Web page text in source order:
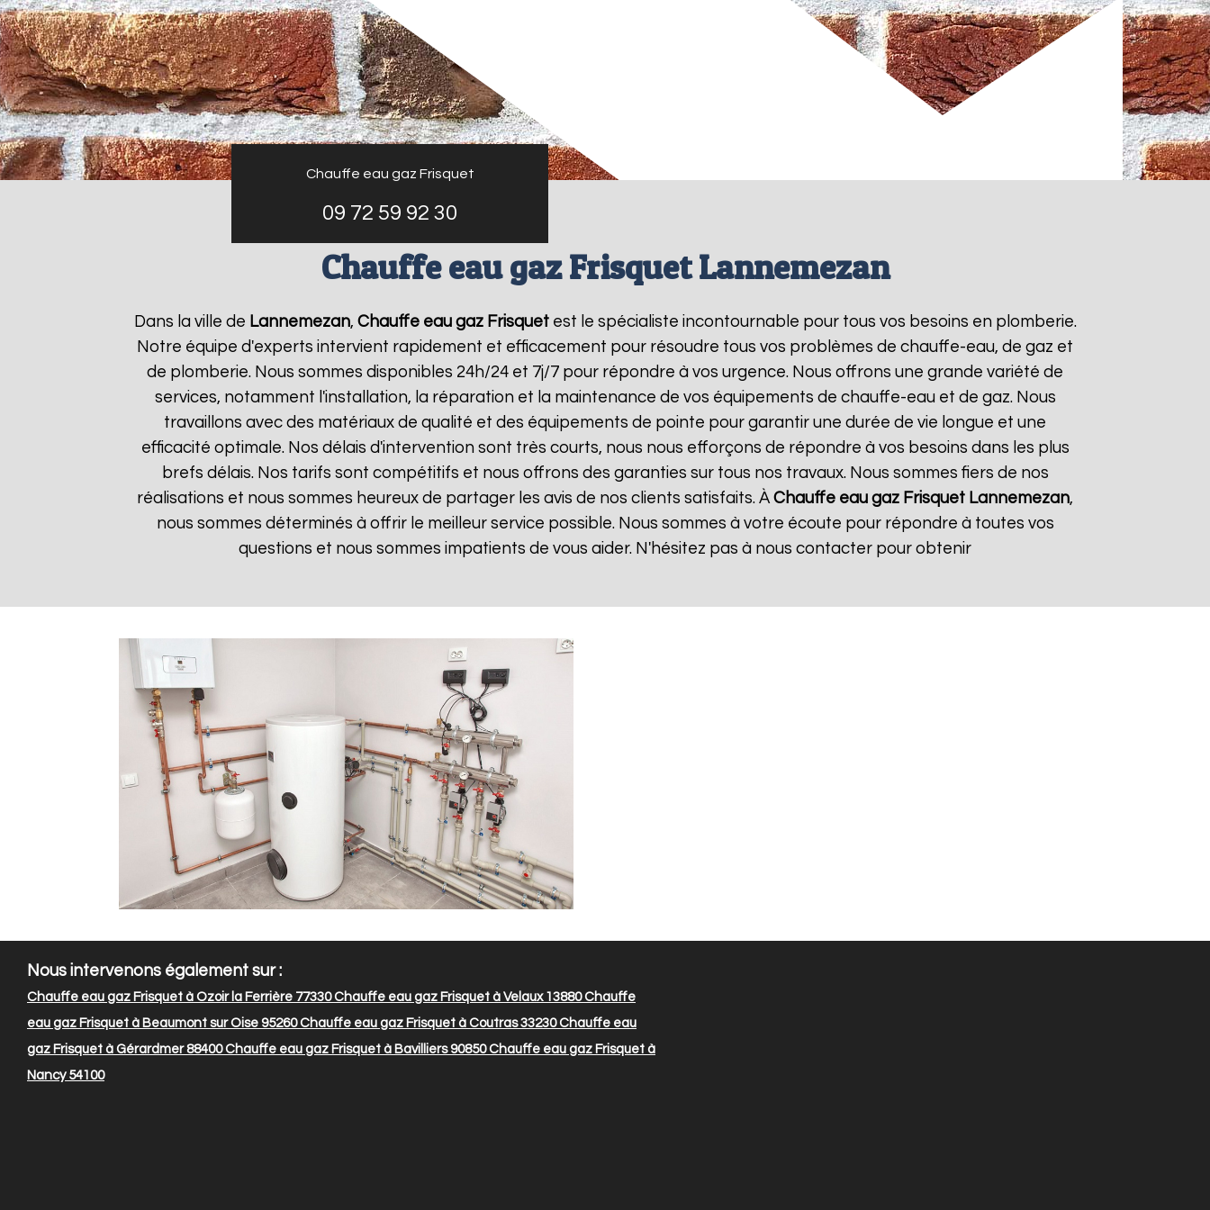
Chauffe eau gaz Frisquet
09 72 59 92 30
Chauffe eau gaz Frisquet Lannemezan
Dans la ville de Lannemezan, Chauffe eau gaz Frisquetest le spécialiste incontournable pour tous vos besoins en plomberie.
Notre équipe d'experts intervient rapidement et efficacement pour résoudre tous vos problèmes de chauffe-eau, de gaz et
de plomberie. Nous sommes disponibles 24h/24 et 7j/7 pour répondre à vos urgence. Nous offrons une grande variété de
services, notamment l'installation, la réparation et la maintenance de vos équipements de chauffe-eau et de gaz. Nous
travaillons avec des matériaux de qualité et des équipements de pointe pour garantir une durée de vie longue et une
efficacité optimale. Nos délais d'intervention sont très courts, nous nous efforçons de répondre à vos besoins dans les plus
brefs délais. Nos tarifs sont compétitifs et nous offrons des garanties sur tous nos travaux. Nous sommes fiers de nos
réalisations et nous sommes heureux de partager les avis de nos clients satisfaits. ÀChauffe eau gaz Frisquet Lannemezan,
nous sommes déterminés à offrir le meilleur service possible. Nous sommes à votre écoute pour répondre à toutes vos
questions et nous sommes impatients de vous aider. N'hésitez pas à nous contacter pour obtenir
Nous intervenons également sur :
Chauffe eau gaz Frisquet à Ozoir la Ferrière 77330Chauffe eau gaz Frisquet à Velaux 13880Chauffe
eau gaz Frisquet à Beaumont sur Oise 95260Chauffe eau gaz Frisquet à Coutras 33230Chauffe eau
gaz Frisquet à Gérardmer 88400Chauffe eau gaz Frisquet à Bavilliers 90850Chauffe eau gaz Frisquet à
Nancy 54100